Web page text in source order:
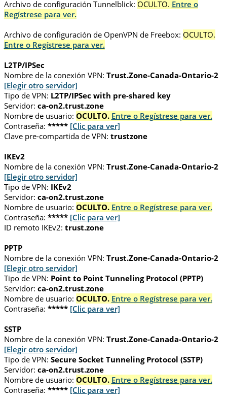
Archivo de configuración Tunnelblick: OCULTO. Entre o
Regístrese para ver.
Archivo de configuración de OpenVPN de Freebox: OCULTO.
Entre o Regístrese para ver.
L2TP/IPSec
Nombre de la conexión VPN: Trust.Zone-Canada-Ontario-2
[Elegir otro servidor]
Tipo de VPN: L2TP/IPSec with pre-shared key
Servidor: ca-on2.trust.zone
Nombre de usuario: OCULTO. Entre o Regístrese para ver.
Contraseña: ***** [Clic para ver]
Clave pre-compartida de VPN: trustzone
IKEv2
Nombre de la conexión VPN: Trust.Zone-Canada-Ontario-2
[Elegir otro servidor]
Tipo de VPN: IKEv2
Servidor: ca-on2.trust.zone
Nombre de usuario: OCULTO. Entre o Regístrese para ver.
Contraseña: ***** [Clic para ver]
ID remoto IKEv2: trust.zone
PPTP
Nombre de la conexión VPN: Trust.Zone-Canada-Ontario-2
[Elegir otro servidor]
Tipo de VPN: Point to Point Tunneling Protocol (PPTP)
Servidor: ca-on2.trust.zone
Nombre de usuario: OCULTO. Entre o Regístrese para ver.
Contraseña: ***** [Clic para ver]
SSTP
Nombre de la conexión VPN: Trust.Zone-Canada-Ontario-2
[Elegir otro servidor]
Tipo de VPN: Secure Socket Tunneling Protocol (SSTP)
Servidor: ca-on2.trust.zone
Nombre de usuario: OCULTO. Entre o Regístrese para ver.
Contraseña: ***** [Clic para ver]